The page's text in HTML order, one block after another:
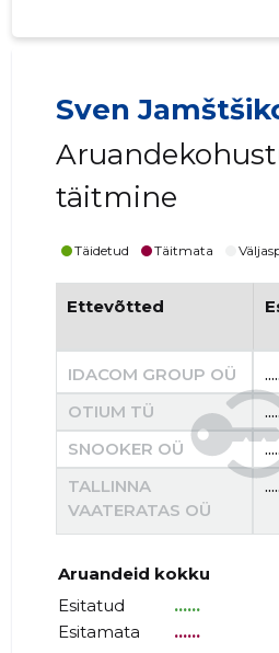
Sven
täitmine
Täidetud Täitmata
Ettevõtted
IDACOM GROUP OÜ
OTIUM TÜ
SNOOKER OÜ
TALLINNA
VAATERATAS OÜ
Aruandeid kokku
Esitatud
......
Esitamata
......